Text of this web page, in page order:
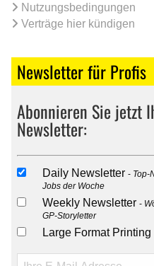
Nutzungsbedingungen
Verträge hier kündigen
Newsletter für Profis
Abonnieren Sie jetzt
Newsletter:
Daily Newsletter
Top-
Jobs der Woche
Weekly Newsletter
GP-Storyletter
Large Format Printing